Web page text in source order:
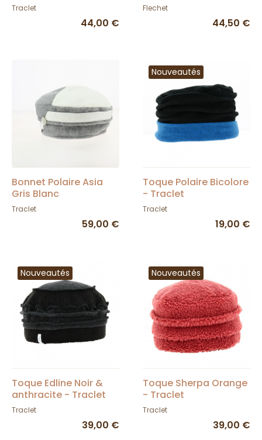
Traclet
44,00 €
Flechet
44,50 €
Bonnet Polaire Asia
Gris Blanc
Traclet
59,00 €
Nouveautés
Toque Polaire Bicolore
- Traclet
Traclet
19,00 €
Nouveautés
Toque Edline Noir &
anthracite - Traclet
Traclet
39,00 €
Nouveautés
Toque Sherpa Orange
- Traclet
Traclet
39,00 €